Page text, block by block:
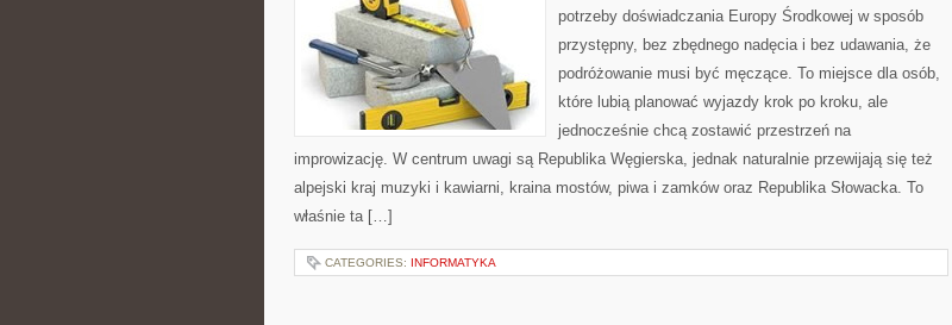
potrzeby doświadczania Europy Środkowej w sposób
przystępny, bez zbędnego nadęcia i bez udawania, że
podróżowanie musi być męczące. To miejsce dla osób,
które lubią planować wyjazdy krok po kroku, ale
jednocześnie chcą zostawić przestrzeń na
improwizację. W centrum uwagi są Republika Węgierska, jednak naturalnie przewijają się też
alpejski kraj muzyki i kawiarni, kraina mostów, piwa i zamków oraz Republika Słowacka. To
właśnie ta […]
CATEGORIES: INFORMATYKA